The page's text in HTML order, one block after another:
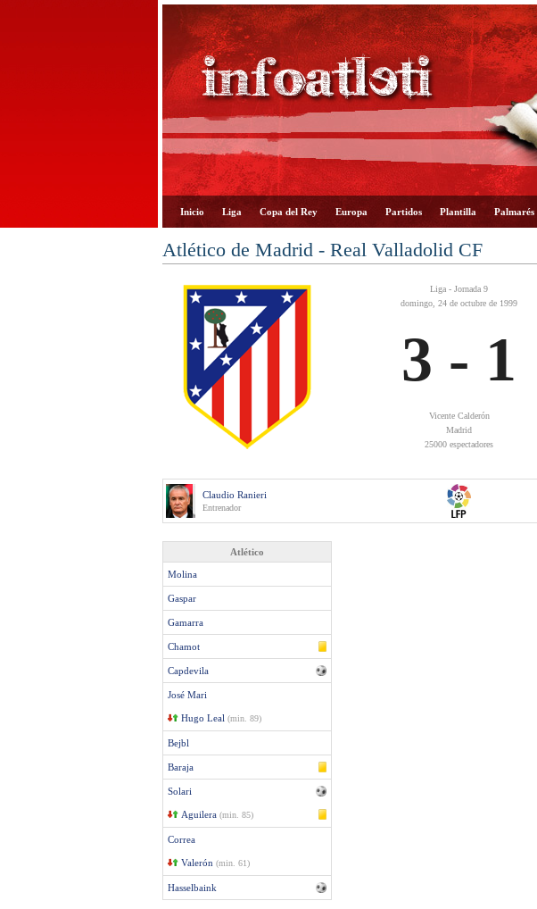
Inicio Liga Copa del Rey Europa Partidos Plantilla Palmarés
Atlético de Madrid - Real Valladolid CF
Liga - Jornada 9
domingo, 24 de octubre de 1999
3 - 1
Vicente Calderón
Madrid
25000 espectadores
Claudio Ranieri
Entrenador
Atlético
Molina
Gaspar
Gamarra
Chamot
Capdevila
José Mari
Hugo Leal (min. 89)
Bejbl
Baraja
Solari
Aguilera (min. 85)
Correa
Valerón (min. 61)
Hasselbaink